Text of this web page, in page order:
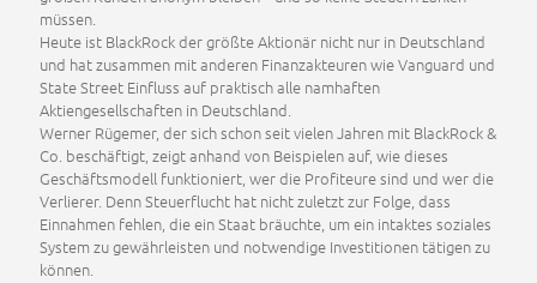
müssen.
Heute ist BlackRock der größte Aktionär nicht nur in Deutschland
und hat zusammen mit anderen Finanzakteuren wie Vanguard und
State Street Einfluss auf praktisch alle namhaften
Aktiengesellschaften in Deutschland.
Werner Rügemer, der sich schon seit vielen Jahren mit BlackRock &
Co. beschäftigt, zeigt anhand von Beispielen auf, wie dieses
Geschäftsmodell funktioniert, wer die Profiteure sind und wer die
Verlierer. Denn Steuerflucht hat nicht zuletzt zur Folge, dass
Einnahmen fehlen, die ein Staat bräuchte, um ein intaktes soziales
System zu gewährleisten und notwendige Investitionen tätigen zu
können.